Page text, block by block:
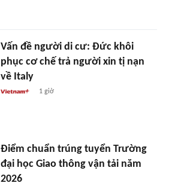
Vấn đề người di cư: Đức khôi
phục cơ chế trả người xin tị nạn
về Italy
1 giờ
Điểm chuẩn trúng tuyển Trường
đại học Giao thông vận tải năm
2026